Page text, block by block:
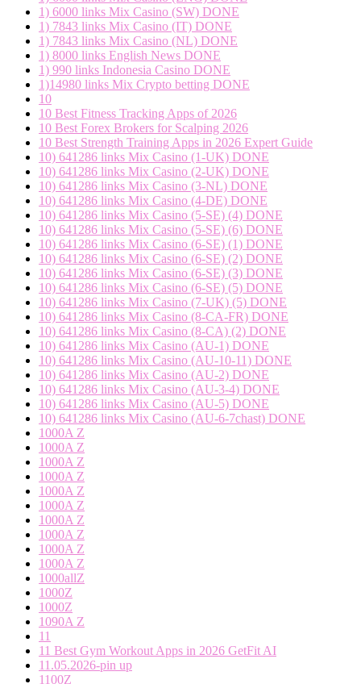
1) 6000 links Mix Casino (SW) DONE
1) 7843 links Mix Casino (IT) DONE
1) 7843 links Mix Casino (NL) DONE
1) 8000 links English News DONE
1) 990 links Indonesia Casino DONE
1)14980 links Mix Crypto betting DONE
10
10 Best Fitness Tracking Apps of 2026
10 Best Forex Brokers for Scalping 2026
10 Best Strength Training Apps in 2026 Expert Guide
10) 641286 links Mix Casino (1-UK) DONE
10) 641286 links Mix Casino (2-UK) DONE
10) 641286 links Mix Casino (3-NL) DONE
10) 641286 links Mix Casino (4-DE) DONE
10) 641286 links Mix Casino (5-SE) (4) DONE
10) 641286 links Mix Casino (5-SE) (6) DONE
10) 641286 links Mix Casino (6-SE) (1) DONE
10) 641286 links Mix Casino (6-SE) (2) DONE
10) 641286 links Mix Casino (6-SE) (3) DONE
10) 641286 links Mix Casino (6-SE) (5) DONE
10) 641286 links Mix Casino (7-UK) (5) DONE
10) 641286 links Mix Casino (8-CA-FR) DONE
10) 641286 links Mix Casino (8-CA) (2) DONE
10) 641286 links Mix Casino (AU-1) DONE
10) 641286 links Mix Casino (AU-10-11) DONE
10) 641286 links Mix Casino (AU-2) DONE
10) 641286 links Mix Casino (AU-3-4) DONE
10) 641286 links Mix Casino (AU-5) DONE
10) 641286 links Mix Casino (AU-6-7chast) DONE
1000A Z
1000A Z
1000A Z
1000A Z
1000A Z
1000A Z
1000A Z
1000A Z
1000A Z
1000A Z
1000allZ
1000Z
1000Z
1090A Z
11
11 Best Gym Workout Apps in 2026 GetFit AI
11.05.2026-pin up
1100Z